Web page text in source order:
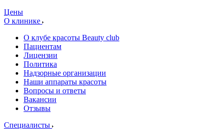
Цены
О клинике
О клубе красоты Beauty club
Пациентам
Лицензии
Политика
Надзорные организации
Наши аппараты красоты
Вопросы и ответы
Вакансии
Отзывы
Специалисты